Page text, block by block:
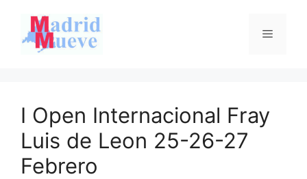
contenido
Menú
I Open Internacional Fray
Luis de Leon 25-26-27
Febrero